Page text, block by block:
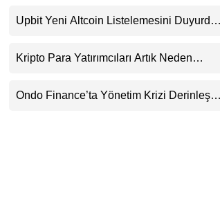
Beklentisini Bozabilir
Upbit Yeni Altcoin Listelemesini Duyurdu:
Görecek
Kripto Para Yatırımcıları Artık Neden
Ondo Finance’ta Yönetim Krizi Derinleşti: